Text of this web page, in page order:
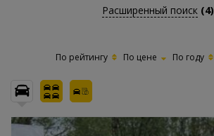
Расширенный поиск (4)
По рейтингу По цене По году